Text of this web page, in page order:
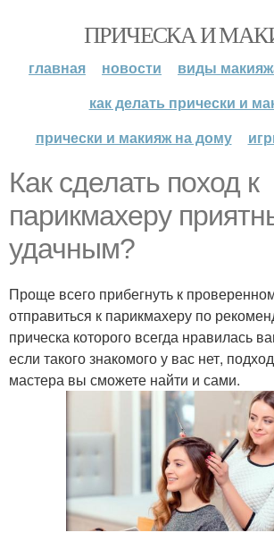
ПРИЧЕСКА И
главная новости
виды
как делать прически и
прически и макияж на дому
Как сделать поход к
парикмахеру
удачным?
Проще всего прибегнуть к
отправиться к парикмахеру по
прическа которого всегда нравилась
если такого знакомого у вас нет,
мастера вы сможете найти и сами.